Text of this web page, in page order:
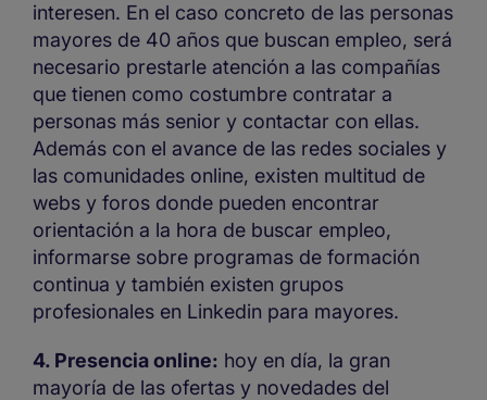
interesen. En el caso concreto de las personas
mayores de 40 años que buscan empleo, será
necesario prestarle atención a las compañías
que tienen como costumbre contratar a
personas más senior y contactar con ellas.
Además con el avance de las redes sociales y
las comunidades online, existen multitud de
webs y foros donde pueden encontrar
orientación a la hora de buscar empleo,
informarse sobre programas de formación
continua y también existen grupos
profesionales en Linkedin para mayores.
4. Presencia online: hoy en día, la gran
mayoría de las ofertas y novedades del